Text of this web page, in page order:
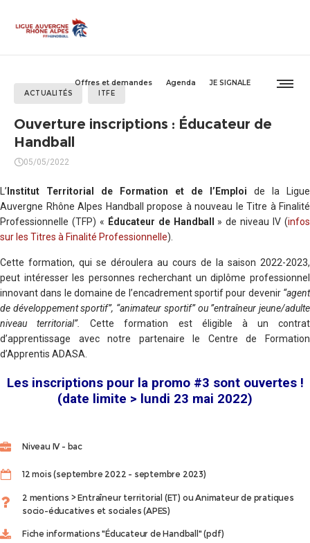
Offres et demandes Agenda
JE SIGNALE
ACTUALITÉS
ITFE
Ouverture inscriptions : Éducateur de
Handball
05/05/2022
L’ Institut Territorial de Formation et de l’Emploi de la Ligue
Auvergne Rhône Alpes Handball propose à nouveau le Titre à Finalité
Professionnelle (TFP) « Éducateur de Handball » de niveau IV (infos
sur les Titres à Finalité Professionnelle).
Cette formation, qui se déroulera au cours de la saison 2022-2023,
peut intéresser les personnes recherchant un diplôme professionnel
innovant dans le domaine de l’encadrement sportif pour devenir “agent
de développement sportif”, “animateur sportif” ou ”entraîneur jeune/adulte
niveau territorial”.
Cette formation est éligible à un contrat
d’apprentissage avec notre partenaire le Centre de Formation
d’Apprentis ADASA.
Les inscriptions pour la promo #3 sont ouvertes !
(date limite > lundi 23 mai 2022)
Niveau IV - bac
12 mois (septembre 2022 - septembre 2023)
2 mentions > Entraîneur territorial (ET) ou Animateur de pratiques
socio-éducatives et sociales (APES)
Fiche informations "Éducateur de Handball" (pdf)